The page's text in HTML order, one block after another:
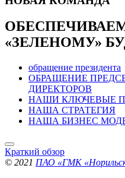
«ЗЕЛЕНОМУ»
обращение президента
ОБРАЩЕНИЕ
ДИРЕКТОРОВ
НАШИ КЛЮЧЕВЫЕ
НАША СТРАТЕГИЯ
НАША БИЗНЕС
Краткий обзор
© 2021 ПАО «ГМК